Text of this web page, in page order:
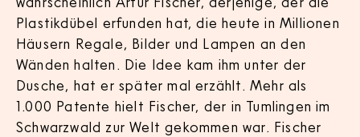
Plastikdübel erfunden hat, die heute in Millionen
Häusern Regale, Bilder und Lampen an den
Wänden halten. Die Idee kam ihm unter der
Dusche, hat er später mal erzählt. Mehr als
1.000 Patente hielt Fischer, der in Tumlingen im
Schwarzwald zur Welt gekommen war. Fischer